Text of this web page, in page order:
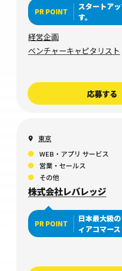
PR POINT
スタートア
す。
経営企画
ベンチャーキャピタリスト
応募する
東京
WEB・アプリ サービス
営業・セールス
その他
株式会社レバレッジ
PR POINT
日本最大級
ィアコマース